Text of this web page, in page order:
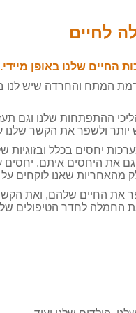
לחיים
החיים שלנו באופן מיידי.
המתח והחרדה שיש לנו
ההתפתחות שלנו וגם
ולשפר את הקשר שלנו
יחסים בכלל ובזוגיות
את היחסים איתם.
מהאחריות שאנו לוקחים על
את החיים שלהם, ואת
החמלה לחדר הטיפולים